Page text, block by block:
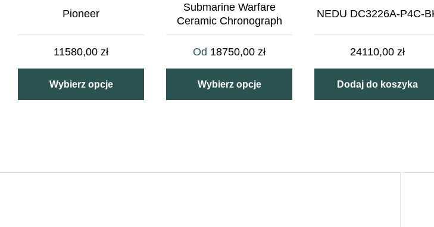
Pioneer
11580,00zł
Wybierz opcje
Submarine Warfare
Ceramic Chronograph
Od 18750,00zł
Wybierz opcje
NEDU DC3226A-P4C-
24110,00 zł
Dodaj do koszyka